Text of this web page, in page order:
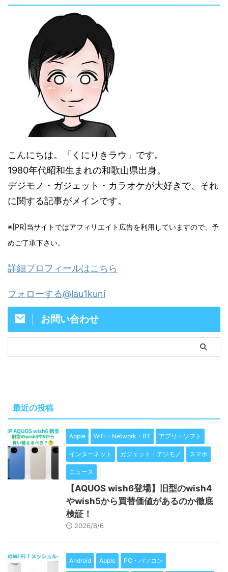
こんにちは。「くにりきラウ」です。
1980年代昭和生まれの和歌山県出身。
デジモノ・ガジェット・カラオケが大好きで、それ
に関する記事がメインです。
※[PR]当サイトではアフィリエイト広告を利用していますので、予
めご了承下さい。
詳細プロフィールはこちら
フォローする@lau1kuni
お問い合わせ
最近の投稿
Apple WiFi・Network・BT アプリ・ソフト
インターネット ガジェット・デジモノ スマホ
ニュース
【AQUOS wish6登場】旧型のwish4
やwish5から買替価値があるのか徹底
検証！
2026/8/6
Android Apple PC・パソコン